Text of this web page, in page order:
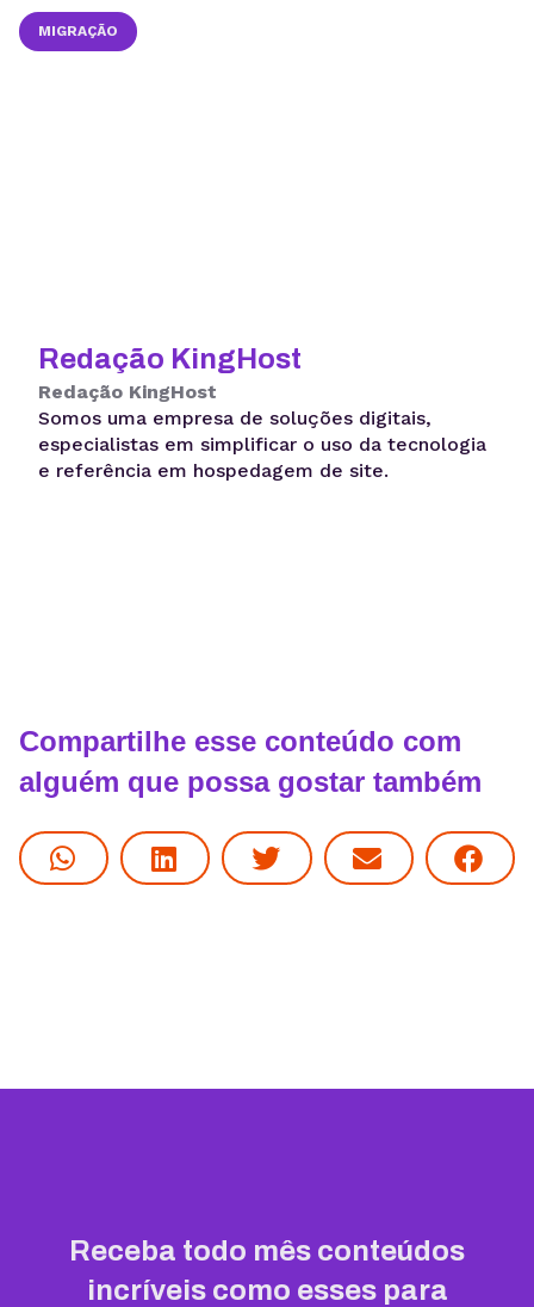
MIGRAÇÃO
Redação KingHost
Redação KingHost
Somos uma empresa de soluções digitais,
especialistas em simplificar o uso da tecnologia
e referência em hospedagem de site.
Compartilhe esse conteúdo com
alguém que possa gostar também
Receba todo mês conteúdos
incríveis como esses para